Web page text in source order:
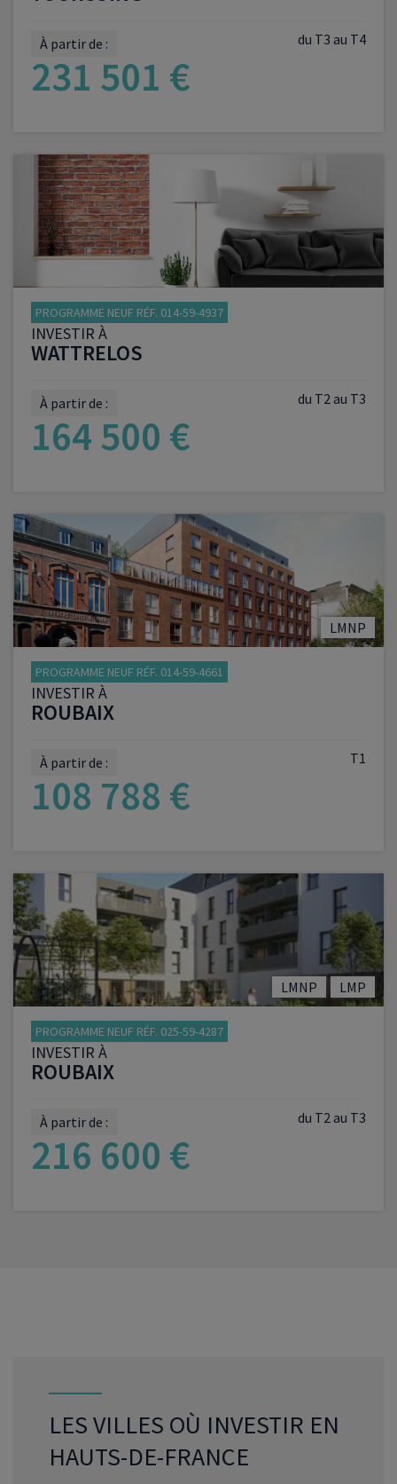
du T3 au T4
À partir de :
231 501 €
VOIR LE PROGRAMME
PROGRAMME NEUF RÉF. 014-59-4937
INVESTIR À
WATTRELOS
du T2 au T3
À partir de :
164 500 €
VOIR LE PROGRAMME
LMNP
PROGRAMME NEUF RÉF. 014-59-4661
INVESTIR À
ROUBAIX
T1
À partir de :
108 788 €
VOIR LE PROGRAMME
LMNP LMP
PROGRAMME NEUF RÉF. 025-59-4287
INVESTIR À
ROUBAIX
du T2 au T3
À partir de :
216 600 €
LES VILLES OÙ INVESTIR EN
HAUTS-DE-FRANCE